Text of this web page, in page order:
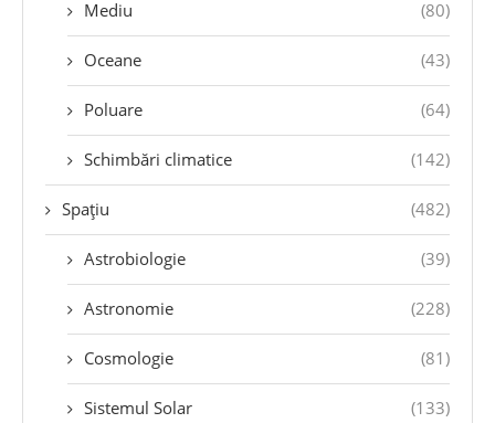
Mediu (80)
Oceane (43)
Poluare (64)
Schimbări climatice (142)
Spațiu (482)
Astrobiologie (39)
Astronomie (228)
Cosmologie (81)
Sistemul Solar (133)